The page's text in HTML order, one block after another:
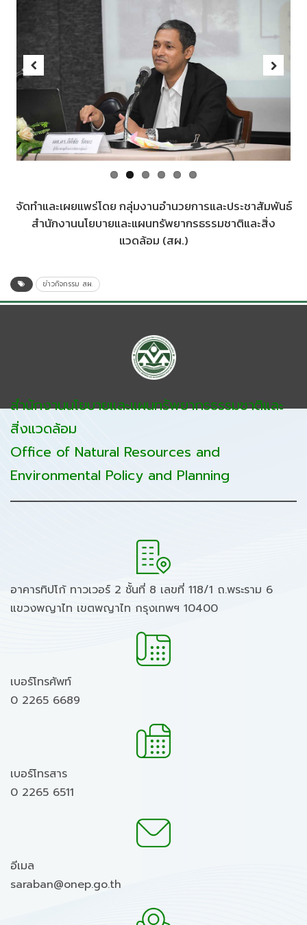
Previous
จัดทำและเผยแพร่โดย กลุ่มงานอำนวยการและประชาสัมพันธ์
สำนักงานนโยบายและแผนทรัพยากรธรรมชาติและสิ่ง
แวดล้อม (สผ.)
ข่าวกิจกรรม สผ.
สำนักงานนโยบายและแผนทรัพยากรธรรมชาติและ
สิ่งแวดล้อม
Office of Natural Resources and
Environmental Policy and Planning
อาคารทิปโก้ ทาวเวอร์ 2 ชั้นที่ 8 เลขที่ 118/1 ถ.พระราม 6
แขวงพญาไท เขตพญาไท กรุงเทพฯ 10400
เบอร์โทรศัพท์
0 2265 6689
เบอร์โทรสาร
0 2265 6511
อีเมล
saraban@onep.go.th